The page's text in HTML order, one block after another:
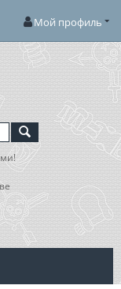
Мой профиль